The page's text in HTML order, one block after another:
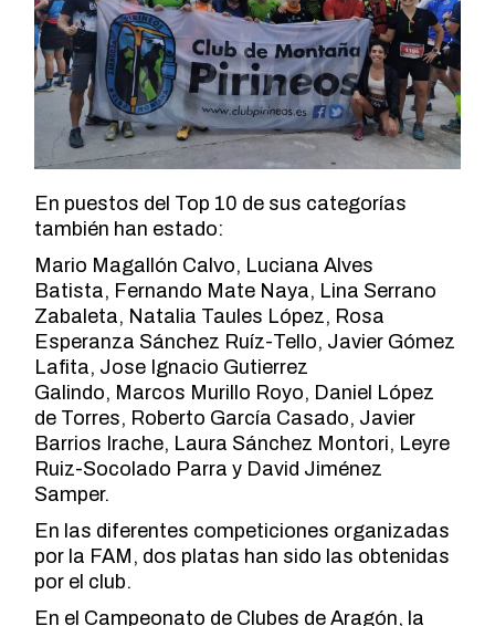
En puestos del Top 10 de sus categorías
también han estado:
Mario Magallón Calvo, Luciana Alves
Batista, Fernando Mate Naya, Lina Serrano
Zabaleta, Natalia Taules López, Rosa
Esperanza Sánchez Ruíz-Tello, Javier Gómez
Lafita, Jose Ignacio Gutierrez
Galindo, Marcos Murillo Royo, Daniel López
de Torres, Roberto García Casado, Javier
Barrios Irache, Laura Sánchez Montori, Leyre
Ruiz-Socolado Parra y David Jiménez
Samper.
En las diferentes competiciones organizadas
por la FAM, dos platas han sido las obtenidas
por el club.
En el Campeonato de Clubes de Aragón, la